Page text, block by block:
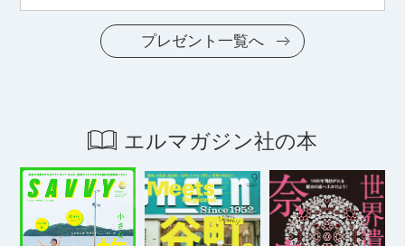
プレゼント一覧へ
エルマガジン社の本